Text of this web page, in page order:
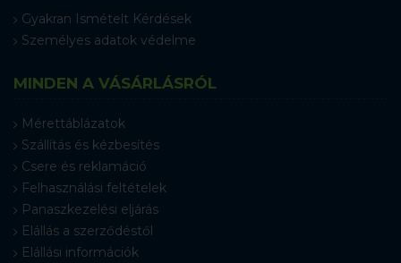
Gyakran Ismételt Kérdések
Személyes adatok védelme
MINDEN A VÁSÁRLÁSRÓL
Mérettáblázatok
Szállítás és kézbesítés
Csere és reklamáció
Felhasználási feltételek
Panaszkezelési eljárás
Elállás a szerződéstől
Elállási információk